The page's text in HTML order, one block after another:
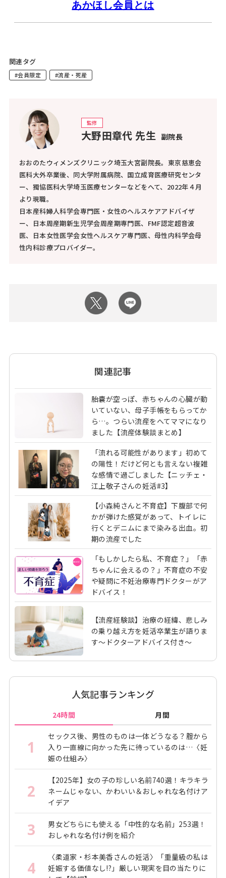
した人でも自然妊娠の人でも起こります。
ると出血や腹痛、感染症などの心配があるため、自然排
出か流産手術のどちらかを選んで処置することになりま
「９週の壁」とは、流産が多い時期のこと
妊娠初期に確認できていた赤ちゃんの心拍が、９週以降
の検査で確認できなくなり、流産となってしまうことが
あります。こうした流産が起こるのは９週前後がとても
多く、この時期を乗り越えれば、まずは早期流産の確率
が下がることから、「９週の壁」という言葉が生まれた
と考えられます。
実際に、流産全体の約90％が妊娠12週未満に起こる早
期流産です。そして、妊娠週数が進むにつれて流産が起
こる確率は低くなっていきます。
「９週の壁」は越えられる？
妊娠９週ごろに起こる稽留流産は、染色体異常が原因で
あることがほとんどです。染色体異常は偶発的に起こる
もので、予防（回避）法や治療法はないため、「９週の
壁」を乗り越える有効な方法もないのが現状です。
そして、流産になってしまったのは、お母さんの行動や
生活習慣のせいでもなければ、体質や遺伝などが関係し
ているわけでもありません。「９週の壁」が乗り越えら
れるかどうかは、赤ちゃんの生命力次第という面も大き
いものです。どうか自分を責めたりしないでほしいと思
います。
あかほし会員とは
関連タグ
#会員限定 #流産・死産
監修
大野田章代 先生 副院長
おおのたウィメンズクリニック埼玉大宮副院長。東京慈恵会
医科大外卒業後、同大学附属病院、国立成育医療研究センタ
ー、獨協医科大学埼玉医療センターなどをへて、2022年４月
より現職。
日本産科婦人科学会専門医・女性のヘルスケアアドバイザ
ー、日本周産期新生児学会周産期専門医、FMF認定超音波
医、日本女性医学会女性ヘルスケア専門医、母性内科学会母
性内科診療プロバイダー。
関連記事
胎嚢が空っぽ、赤ちゃんの心臓が動
いていない、母子手帳をもらってか
ら…。つらい流産をへてママになり
ました【流産体験談まとめ】
「流れる可能性があります」初めて
の陽性！だけど何とも言えない複雑
な感情で過ごしました【ニッチェ・
江上敬子さんの妊活#3】
【小森純さんと不育症】下腹部で何
かが弾けた感覚があって、トイレに
行くとデニムにまで染みる出血。初
期の流産でした
「もしかしたら私、不育症？」「赤
ちゃんに会えるの？」不育症の不安
や疑問に不妊治療専門ドクターがア
ドバイス！
【流産経験談】治療の経緯、悲しみ
の乗り越え方を妊活卒業生が語りま
す～ドクターアドバイス付き～
人気記事ランキング
24時間 月間
1
セックス後、男性のものは一体どうなる？腟から
入り一直線に向かった先に待っているのは…〈妊
娠の仕組み〉
2
【2025年】女の子の珍しい名前740選！キラキラ
ネームじゃない、かわいい＆おしゃれな名付けア
イデア
3
男女どちらにも使える「中性的な名前」253選！
おしゃれな名付け例を紹介
4
〈柔道家・杉本美香さんの妊活〉「重量級の私は
妊娠する価値なし!?」厳しい現実を目の当たりに